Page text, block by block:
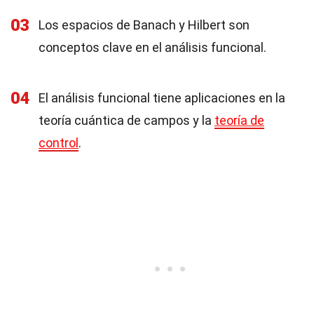
03
Los espacios de Banach y Hilbert son
conceptos clave en el análisis funcional.
04
El análisis funcional tiene aplicaciones en la
teoría cuántica de campos y la teoría de
control .